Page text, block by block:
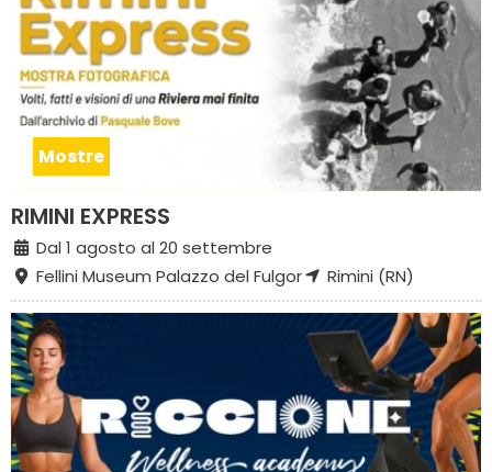
Mostre
RIMINI EXPRESS
Dal 1 agosto al 20 settembre
Fellini Museum Palazzo del Fulgor
Rimini (RN)